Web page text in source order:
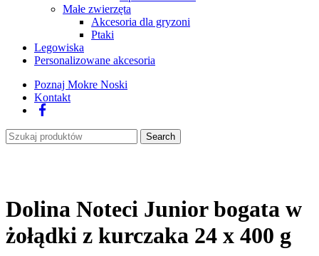
Małe zwierzęta
Akcesoria dla gryzoni
Ptaki
Legowiska
Personalizowane akcesoria
Poznaj Mokre Noski
Kontakt
Search
Dolina Noteci Junior bogata w
żołądki z kurczaka 24 x 400 g